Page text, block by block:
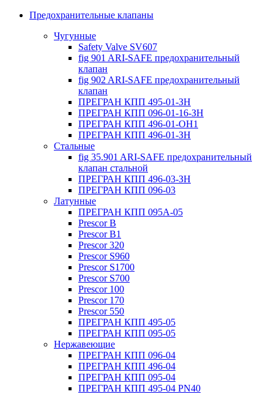
Предохранительные клапаны
Чугунные
Safety Valve SV607
fig 901 ARI-SAFE предохранительный
клапан
fig 902 ARI-SAFE предохранительный
клапан
ПРЕГРАН КПП 495-01-ЗН
ПРЕГРАН КПП 096-01-16-ЗН
ПРЕГРАН КПП 496-01-ОН1
ПРЕГРАН КПП 496-01-ЗН
Стальные
fig 35.901 ARI-SAFE предохранительный
клапан стальной
ПРЕГРАН КПП 496-03-ЗН
ПРЕГРАН КПП 096-03
Латунные
ПРЕГРАН КПП 095А-05
Prescor B
Prescor B1
Prescor 320
Prescor S960
Prescor S1700
Prescor S700
Prescor 100
Prescor 170
Prescor 550
ПРЕГРАН КПП 495-05
ПРЕГРАН КПП 095-05
Нержавеющие
ПРЕГРАН КПП 096-04
ПРЕГРАН КПП 496-04
ПРЕГРАН КПП 095-04
ПРЕГРАН КПП 495-04 PN40